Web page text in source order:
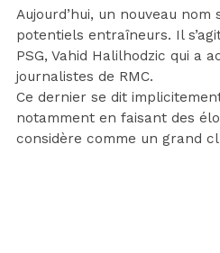
Aujourd’hui, un nouveau nom
potentiels entraîneurs. Il
PSG, Vahid Halilhodzic qui a
journalistes de RMC.
Ce dernier se dit
notamment en faisant des
considère comme un grand